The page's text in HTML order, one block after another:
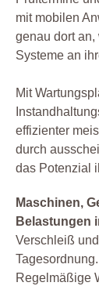
mit mobilen
genau dort
Systeme an
Mit
effizienter
durch
das Potenzial
Maschinen,
Belastungen
Verschleiß
Tagesordnung.
Regelmäßige